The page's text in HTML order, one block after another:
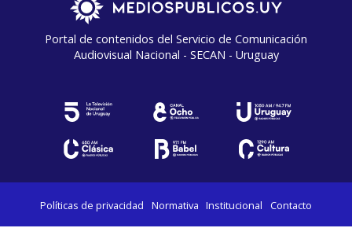
Portal de contenidos del Servicio de Comunicación
Audiovisual Nacional - SECAN - Uruguay
Políticas de privacidad Normativa Institucional Contacto